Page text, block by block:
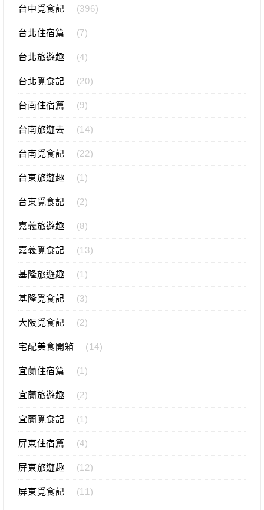
台中覓食記 (396)
台北住宿篇 (7)
台北旅遊趣 (4)
台北覓食記 (20)
台南住宿篇 (9)
台南旅遊去 (14)
台南覓食記 (22)
台東旅遊趣 (1)
台東覓食記 (2)
嘉義旅遊趣 (8)
嘉義覓食記 (13)
基隆旅遊趣 (1)
基隆覓食記 (3)
大阪覓食記 (2)
宅配美食開箱 (14)
宜蘭住宿篇 (1)
宜蘭旅遊趣 (2)
宜蘭覓食記 (1)
屏東住宿篇 (4)
屏東旅遊趣 (12)
屏東覓食記 (11)